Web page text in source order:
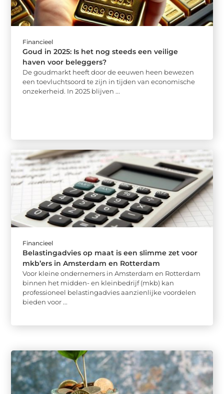
Financieel
Goud in 2025: Is het nog steeds een veilige
haven voor beleggers?
De goudmarkt heeft door de eeuwen heen bewezen
een toevluchtsoord te zijn in tijden van economische
onzekerheid. In 2025 blijven ...
Financieel
Belastingadvies op maat is een slimme zet voor
mkb’ers in Amsterdam en Rotterdam
Voor kleine ondernemers in Amsterdam en Rotterdam
binnen het midden- en kleinbedrijf (mkb) kan
professioneel belastingadvies aanzienlijke voordelen
bieden voor ...